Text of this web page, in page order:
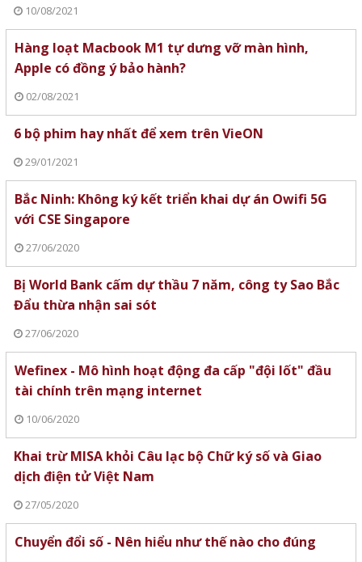
10/08/2021
Hàng loạt Macbook M1 tự dưng vỡ màn hình,
Apple có đồng ý bảo hành?
02/08/2021
6 bộ phim hay nhất để xem trên VieON
29/01/2021
Bắc Ninh: Không ký kết triển khai dự án Owifi 5G
với CSE Singapore
27/06/2020
Bị World Bank cấm dự thầu 7 năm, công ty Sao Bắc
Đẩu thừa nhận sai sót
27/06/2020
Wefinex - Mô hình hoạt động đa cấp "đội lốt" đầu
tài chính trên mạng internet
10/06/2020
Khai trừ MISA khỏi Câu lạc bộ Chữ ký số và Giao
dịch điện tử Việt Nam
27/05/2020
Chuyển đổi số - Nên hiểu như thế nào cho đúng